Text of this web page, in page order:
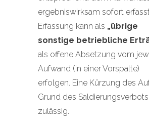
ergebniswirksam sofort
Erfassung kann als „übrige
sonstige betriebliche
als offene Absetzung vom
Aufwand (in einer Vorspalte)
erfolgen. Eine Kürzung des
Grund des
zulässig.